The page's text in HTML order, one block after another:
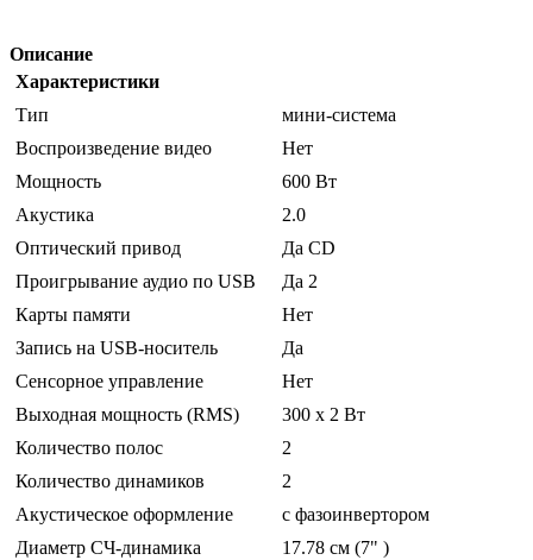
Описание
Характеристики
Тип
мини-система
Воспроизведение видео
Нет
Мощность
600 Вт
Акустика
2.0
Оптический привод
Да CD
Проигрывание аудио по USB
Да 2
Карты памяти
Нет
Запись на USB-носитель
Да
Сенсорное управление
Нет
Выходная мощность (RMS)
300 x 2 Вт
Количество полос
2
Количество динамиков
2
Акустическое оформление
с фазоинвертором
Диаметр СЧ-динамика
17.78 см (7" )